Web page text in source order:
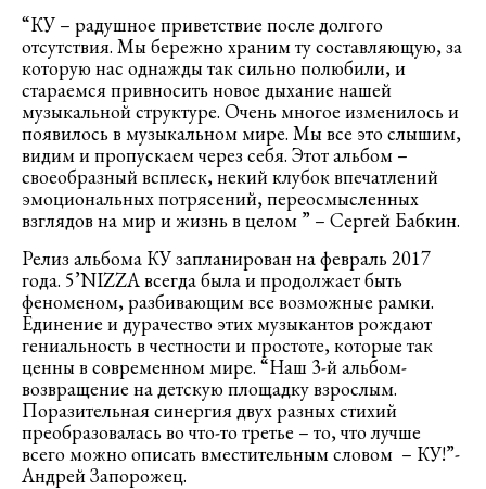
“КУ – радушное приветствие после долгого
отсутствия. Мы бережно храним ту составляющую, за
которую нас однажды так сильно полюбили, и
стараемся привносить новое дыхание нашей
музыкальной структуре. Очень многое изменилось и
появилось в музыкальном мире. Мы все это слышим,
видим и пропускаем через себя. Этот альбом –
своеобразный всплеск, некий клубок впечатлений
эмоциональных потрясений, переосмысленных
взглядов на мир и жизнь в целом ” – Сергей Бабкин.
Релиз альбома КУ запланирован на февраль 2017
года. 5’NIZZA всегда была и продолжает быть
феноменом, разбивающим все возможные рамки.
Единение и дурачество этих музыкантов рождают
гениальность в честности и простоте, которые так
ценны в современном мире. “Наш 3-й альбом-
возвращение на детскую площадку взрослым.
Поразительная синергия двух разных стихий
преобразовалась во что-то третье – то, что лучше
всего можно описать вместительным словом – КУ!”-
Андрей Запорожец.